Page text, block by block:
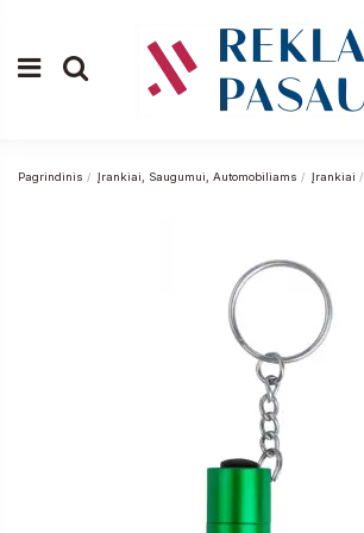
Pagrindinis Įrankiai, Saugumui, Automobiliams Įrankiai